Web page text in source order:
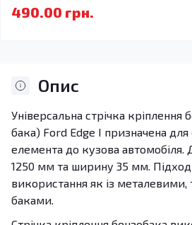
490.00 грн.
Опис
Універсальна стрічка кріплення
бака) Ford Edge I призначена для
елемента до кузова
1250 мм та ширину 35 мм.
використання як із металевими,
баками.